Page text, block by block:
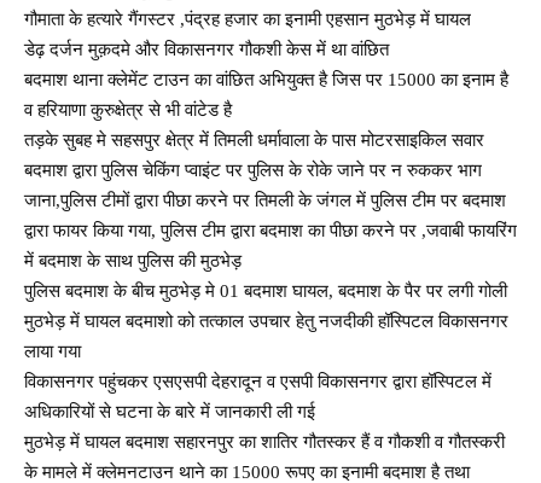
गौमाता के हत्यारे गैंगस्टर ,पंद्रह हजार का इनामी एहसान मुठभेड़ में घायल
डेढ़ दर्जन मुक़दमे और विकासनगर गौकशी केस में था वांछित
बदमाश थाना क्लेमेंट टाउन का वांछित अभियुक्त है जिस पर 15000 का इनाम है
व हरियाणा कुरुक्षेत्र से भी वांटेड है
तड़के सुबह मे सहसपुर क्षेत्र में तिमली धर्मावाला के पास मोटरसाइकिल सवार
बदमाश द्वारा पुलिस चेकिंग प्वाइंट पर पुलिस के रोके जाने पर न रुककर भाग
जाना,पुलिस टीमों द्वारा पीछा करने पर तिमली के जंगल में पुलिस टीम पर बदमाश
द्वारा फायर किया गया, पुलिस टीम द्वारा बदमाश का पीछा करने पर ,जवाबी फायरिंग
में बदमाश के साथ पुलिस की मुठभेड़
पुलिस बदमाश के बीच मुठभेड़ मे 01 बदमाश घायल, बदमाश के पैर पर लगी गोली
मुठभेड़ में घायल बदमाशो को तत्काल उपचार हेतु नजदीकी हॉस्पिटल विकासनगर
लाया गया
विकासनगर पहुंचकर एसएसपी देहरादून व एसपी विकासनगर द्वारा हॉस्पिटल में
अधिकारियों से घटना के बारे में जानकारी ली गई
मुठभेड़ में घायल बदमाश सहारनपुर का शातिर गौतस्कर हैं व गौकशी व गौतस्करी
के मामले में क्लेमनटाउन थाने का 15000 रूपए का इनामी बदमाश है तथा